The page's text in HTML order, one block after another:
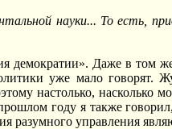
науки... То есть,
демократии». Даже в том
уже мало говорят.
настолько, насколько
году я также
разумного управления